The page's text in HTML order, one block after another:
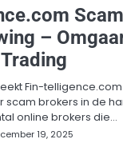
Scam
–
Fin-
brokers in de
online brokers die…
19, 2025